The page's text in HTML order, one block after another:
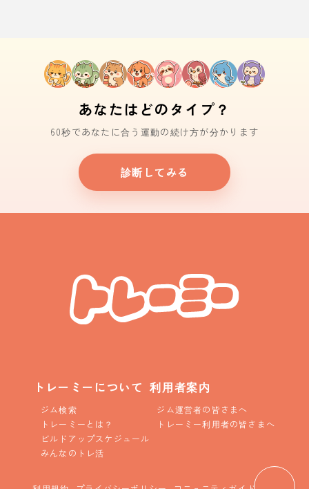
あなたはどのタイプ？
60秒であなたに合う運動の続け方が分かります
診断してみる
トレーミーについて
ジム検索
トレーミーとは？
ビルドアップスケジュール
みんなのトレ活
利用者案内
ジム運営者の皆さまへ
トレーミー利用者の皆さまへ